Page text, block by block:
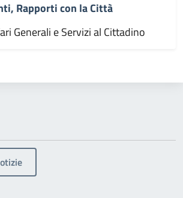
Rapporti con la Città
Generali e Servizi al Cittadino